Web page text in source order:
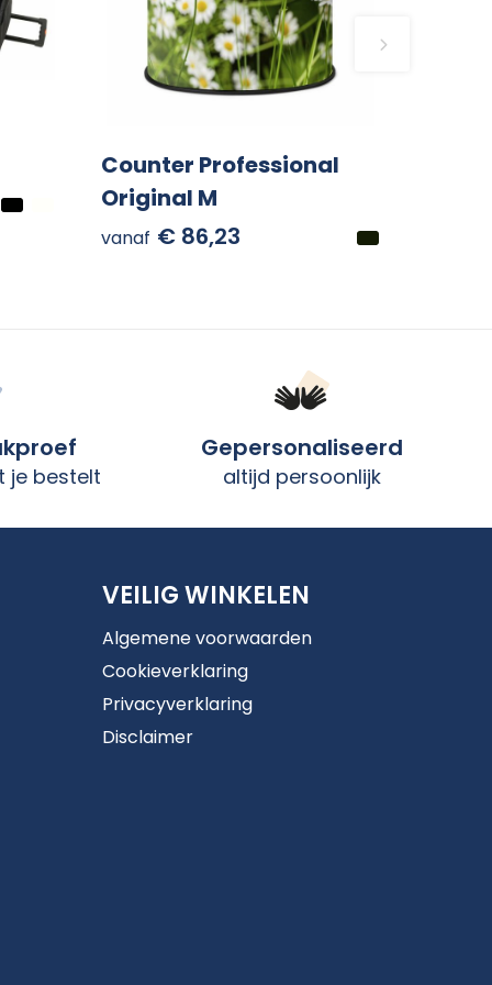
Counter Professional
Original M
vanaf € 86,23
je bestelt
Gepersonaliseerd
altijd persoonlijk
VEILIG WINKELEN
Algemene voorwaarden
Cookieverklaring
Privacyverklaring
Disclaimer